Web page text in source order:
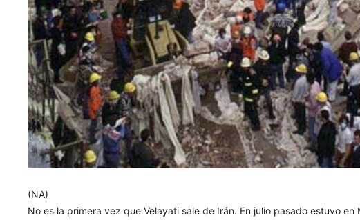
(NA)
No es la primera vez que Velayati sale de Irán. En julio pasado estuvo